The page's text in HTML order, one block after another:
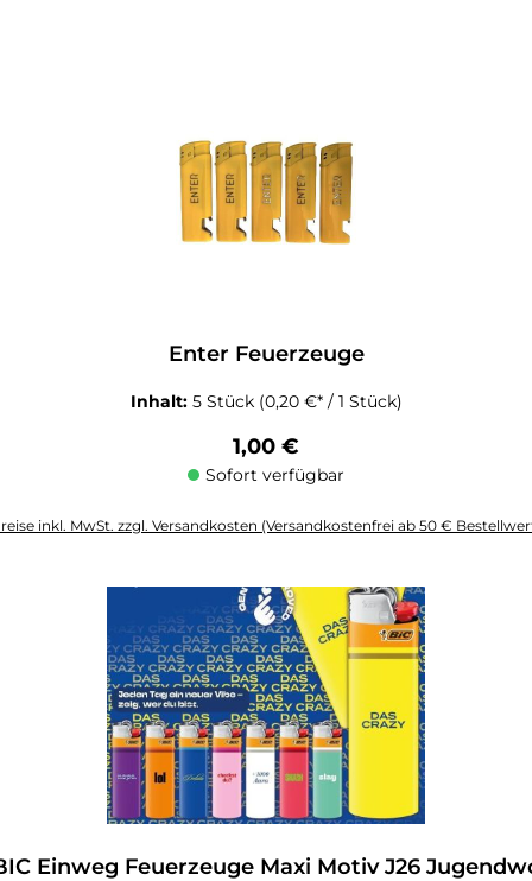
Enter Feuerzeuge
Inhalt: 5 Stück (0,20 €* / 1 Stück)
Regulärer Preis:
1,00 €
Sofort verfügbar
inkl. MwSt. zzgl. Versandkosten (Versandkostenfrei ab 50 €
Einweg Feuerzeuge Maxi Motiv J26